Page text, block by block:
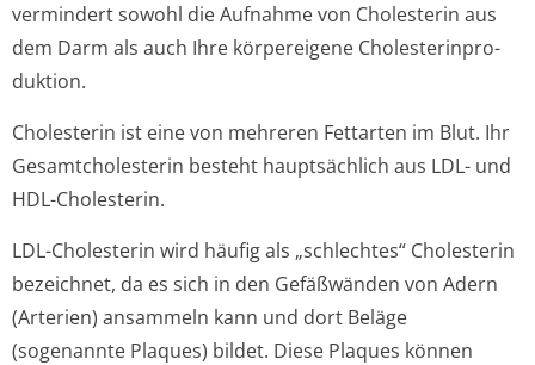
vermindert sowohl die Aufnahme von Cholesterin aus
dem Darm als auch Ihre körpereigene Cholesterinpro­
duktion.
Cholesterin ist eine von mehreren Fettarten im Blut. Ihr
Gesamtcholesterin besteht hauptsächlich aus LDL- und
HDL-Cholesterin.
LDL-Cholesterin wird häufig als „schlechtes“ Cholesterin
bezeichnet, da es sich in den Gefäßwänden von Adern
(Arterien) ansammeln kann und dort Beläge
(sogenannte Plaques) bildet. Diese Plaques können